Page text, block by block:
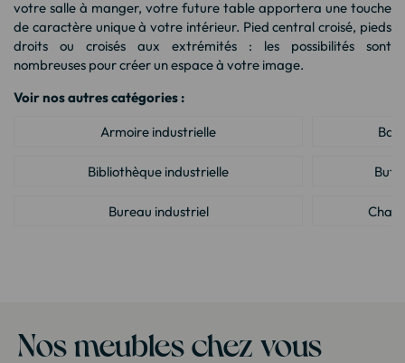
votre salle à manger, votre future table apportera une touche
de caractère unique à votre intérieur. Pied central croisé, pieds
droits ou croisés aux extrémités : les possibilités sont
nombreuses pour créer un espace à votre image.
Voir nos autres catégories :
Armoire industrielle
Bibliothèque industrielle
Bureau industriel
Meuble house : Meuble design pour la maison
Nos meubles chez vous